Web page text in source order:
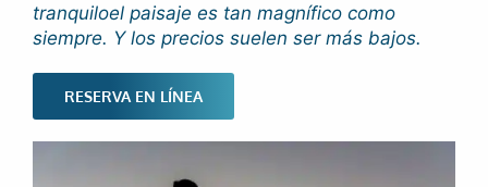
tranquiloel paisaje es tan magnífico como
siempre. Y los precios suelen ser más bajos.
RESERVA EN LÍNEA